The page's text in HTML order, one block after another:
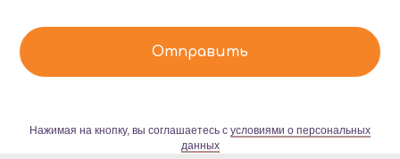
Отправить
Нажимая на кнопку, вы соглашаетесь с условиями о персональных
данных